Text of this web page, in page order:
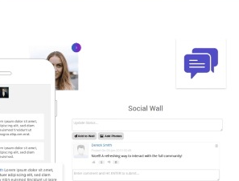
الصورة